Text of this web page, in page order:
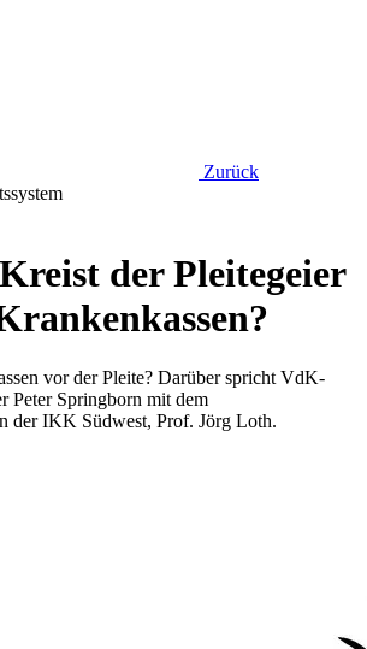
Zurück
der Pleitegeier
vor der Pleite? Darüber spricht VdK-
Peter Springborn mit dem
der IKK Südwest, Prof. Jörg Loth.